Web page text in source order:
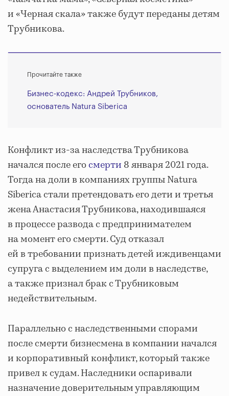
и «Черная скала» также будут переданы детям
Трубникова.
Прочитайте также
Бизнес-кодекс: Андрей Трубников,
основатель Natura Siberica
Конфликт из-за наследства Трубникова
начался после егосмерти 8 января 2021 года.
Тогда на доли в компаниях группы Natura
Siberica стали претендовать его дети и третья
жена Анастасия Трубникова, находившаяся
в процессе развода с предпринимателем
на момент его смерти. Суд отказал
ей в требовании признать детей иждивенцами
супруга с выделением им доли в наследстве,
а также признал брак с Трубниковым
недействительным.
Параллельно с наследственными спорами
после смерти бизнесмена в компании начался
и корпоративный конфликт, который также
привел к судам. Наследники оспаривали
назначение доверительным управляющим